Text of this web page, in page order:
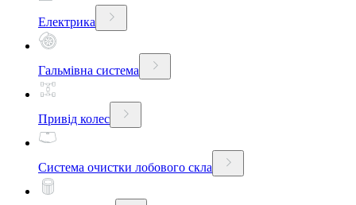
Електрика
Гальмівна система
Привід колес
Система очистки лобового скла